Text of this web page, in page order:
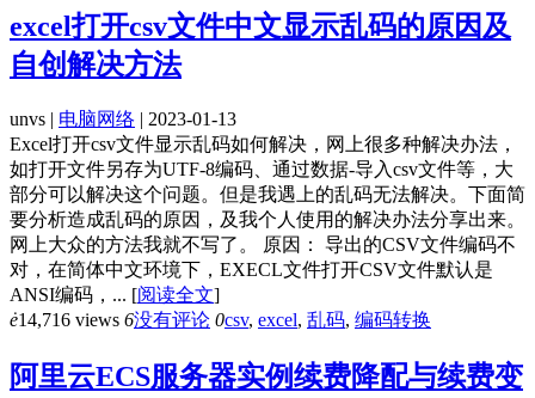
excel打开csv文件中文显示乱码的原因及
自创解决方法
unvs | 电脑网络 | 2023-01-13
Excel打开csv文件显示乱码如何解决，网上很多种解决办法，
如打开文件另存为UTF-8编码、通过数据-导入csv文件等，大
部分可以解决这个问题。但是我遇上的乱码无法解决。下面简
要分析造成乱码的原因，及我个人使用的解决办法分享出来。
网上大众的方法我就不写了。 原因： 导出的CSV文件编码不
对，在简体中文环境下，EXECL文件打开CSV文件默认是
ANSI编码，... [阅读全文]
ė14,716 views 6没有评论 0csv, excel, 乱码, 编码转换
阿里云ECS服务器实例续费降配与续费变